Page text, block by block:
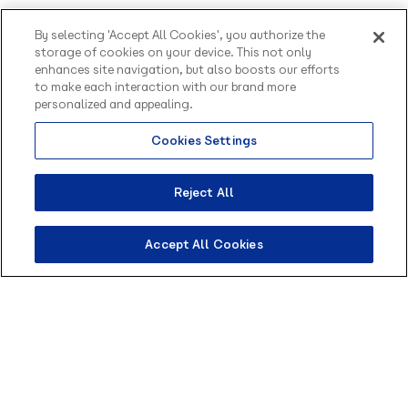
By selecting 'Accept All Cookies', you authorize the
storage of cookies on your device. This not only
enhances site navigation, but also boosts our efforts
to make each interaction with our brand more
personalized and appealing.
Cookies Settings
Reject All
Accept All Cookies
Olá, sou o Contato
inteligente da Blip.
Como posso te ajudar?